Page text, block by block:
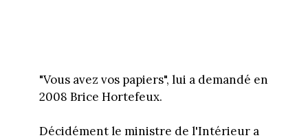
"Vous avez vos papiers", lui a demandé en
2008 Brice Hortefeux.
Décidément le ministre de l'Intérieur a